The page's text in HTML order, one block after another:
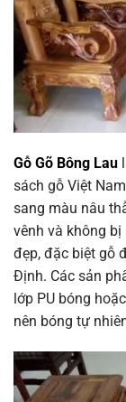
Gỗ Gõ Bông Lau
sách gỗ Việt
sang màu nâu
vênh và không
đẹp, đặc biệt gỗ
Định. Các sản
lớp PU bóng
nên bóng tự